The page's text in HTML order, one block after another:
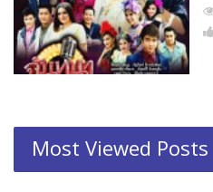
Most Viewed Posts